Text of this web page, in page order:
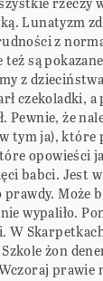
Lunatyzm
z
są
z
czekoladki, a
Pewnie, że
tym ja),
opowieści
babci. Jest
Może
wypaliło.
żon
prawie